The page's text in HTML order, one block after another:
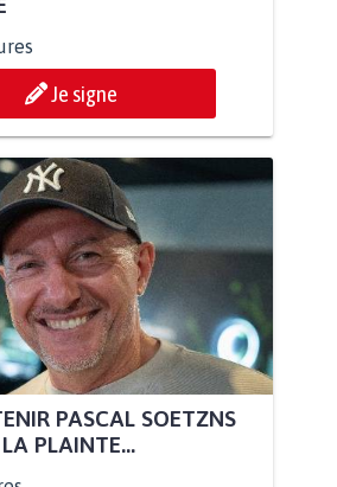
Je signe
PASCAL SOETZNS
PLAINTE...